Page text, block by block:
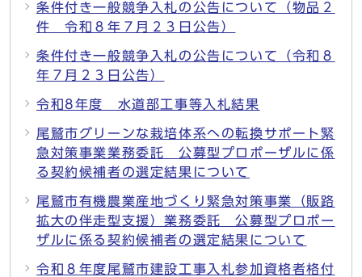
条件付き一般競争入札の公告について（物品２
件 令和８年７月２３日公告）
条件付き一般競争入札の公告について（令和８
年７月２３日公告）
令和8年度 水道部工事等入札結果
尾鷲市グリーンな栽培体系への転換サポート緊
急対策事業業務委託 公募型プロポーザルに係
る契約候補者の選定結果について
尾鷲市有機農業産地づくり緊急対策事業（販路
拡大の伴走型支援）業務委託 公募型プロポー
ザルに係る契約候補者の選定結果について
令和８年度尾鷲市建設工事入札参加資格者格付